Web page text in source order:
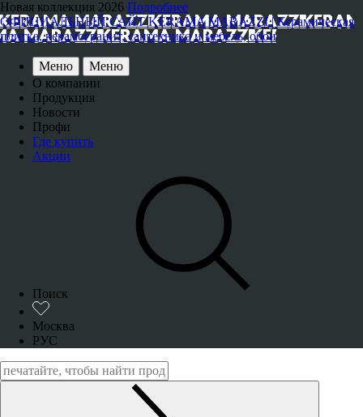
Новая коллекция 2026 Подробнее
ОФИЦИАЛЬНЫЙ САЙТ KERAMA MARAZZI | Керамическая
плитка, керамогранит, сантехника и мебель, обои
Меню
Меню
О компании
Продукция
Новости
Профи
Где купить
Акции
Поиск
Москва
РУС